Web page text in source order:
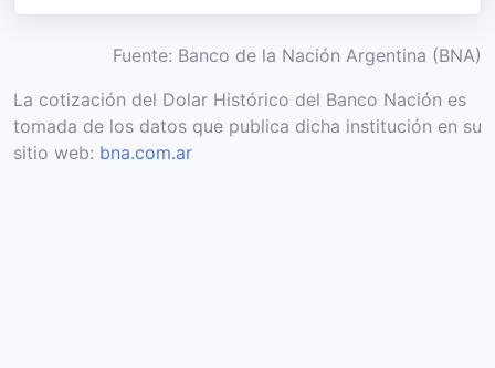
Fuente: Banco de la Nación Argentina (BNA)
La cotización del Dolar Histórico del Banco Nación es
tomada de los datos que publica dicha institución en su
sitio web: bna.com.ar